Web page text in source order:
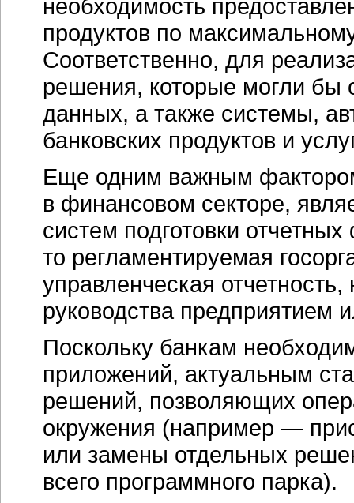
необходимость
продуктов по
Соответственно, для
решения, которые могли
данных, а также системы,
банковских продуктов и
Еще одним важным
в финансовом секторе,
систем подготовки
то регламентируемая
управленческая
руководства предприятием
Поскольку банкам
приложений, актуальным
решений, позволяющих
окружения (например —
или замены отдельных
всего программного парка).